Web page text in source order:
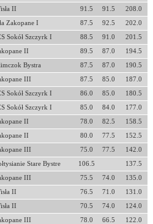
II 91.5 91.5 208.0
Zakopane I 87.5 92.5 202.0
Sokół Szczyrk I 88.5 91.0 201.5
II 89.5 87.0 194.5
Bystra 87.5 87.0 190.5
III 87.5 85.0 187.0
Sokół Szczyrk I 86.0 85.0 180.5
Sokół Szczyrk I 85.0 84.0 177.0
II 78.0 82.5 158.5
II 80.0 77.5 152.5
III 75.0 77.5 142.0
Stare Bystre 106.5 137.5
III 75.5 74.0 135.0
II 76.5 71.0 131.0
II 70.5 74.0 124.0
III 78.0 66.5 122.0